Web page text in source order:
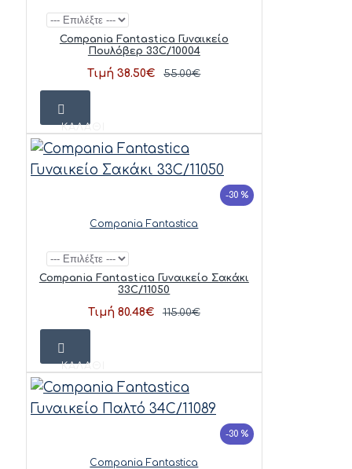
Compania Fantastica Γυναικείο
Πουλόβερ 33C/10004
Τιμή 38.50€ 55.00€
ΚΑΛΆΘΙ
-30 %
Compania Fantastica
Compania Fantastica Γυναικείο Σακάκι
33C/11050
Τιμή 80.48€ 115.00€
ΚΑΛΆΘΙ
-30 %
Compania Fantastica